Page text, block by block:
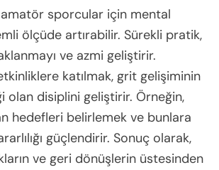
sporcular için mental
ölçüde artırabilir. Sürekli pratik,
ve azmi geliştirir.
etkinliklere katılmak, grit gelişiminin
olan disiplini geliştirir. Örneğin,
hedefleri belirlemek ve bunlara
güçlendirir. Sonuç olarak,
ve geri dönüşlerin üstesinden